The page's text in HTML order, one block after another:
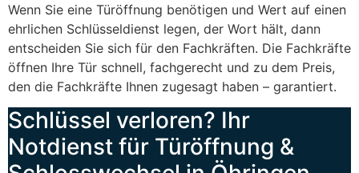
Wenn Sie eine Türöffnung benötigen und Wert auf einen
ehrlichen Schlüsseldienst legen, der Wort hält, dann
entscheiden Sie sich für den Fachkräften. Die Fachkräfte
öffnen Ihre Tür schnell, fachgerecht und zu dem Preis,
den die Fachkräfte Ihnen zugesagt haben – garantiert.
Schlüssel verloren? Ihr
Notdienst für Türöffnung &